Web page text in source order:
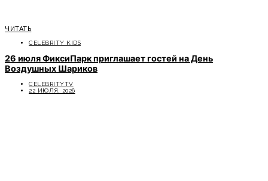
ЧИТАТЬ
CELEBRITY KIDS
26 июля ФиксиПарк приглашает гостей на День
Воздушных Шариков
CELEBRITYTV
22 ИЮЛЯ, 2026